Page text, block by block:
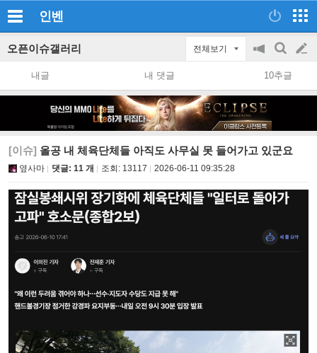
인벤
오픈이슈갤러리 전체보기
공
지
on/off
검
색
글
쓰
내글 내 댓글 10추글
[이슈] 올공 내 체육단체들 아직도 사무실 못 들어가고 있군요
옆사마 댓글: 11 개 조회: 13117 2026-06-11 09:35:28